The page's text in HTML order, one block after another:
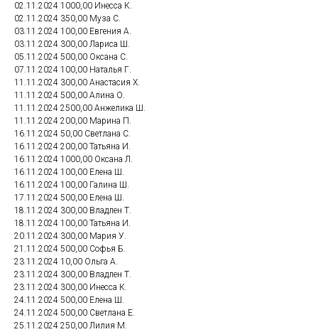
02.11.2024 1000,00 Инесса К.
02.11.2024 350,00 Муза С.
03.11.2024 100,00 Евгения А.
03.11.2024 300,00 Лариса Ш.
05.11.2024 500,00 Оксана С.
07.11.2024 100,00 Наталья Г.
11.11.2024 300,00 Анастасия Х.
11.11.2024 500,00 Алина О.
11.11.2024 2500,00 Анжелика Ш.
11.11.2024 200,00 Марина П.
16.11.2024 50,00 Светлана С.
16.11.2024 200,00 Татьяна И.
16.11.2024 1000,00 Оксана Л.
16.11.2024 100,00 Елена Ш.
16.11.2024 100,00 Галина Ш.
17.11.2024 500,00 Елена Ш.
18.11.2024 300,00 Владлен Т.
18.11.2024 100,00 Татьяна И.
20.11.2024 300,00 Мария У.
21.11.2024 500,00 Софья Б.
23.11.2024 10,00 Ольга А.
23.11.2024 300,00 Владлен Т.
23.11.2024 300,00 Инесса К.
24.11.2024 500,00 Елена Ш.
24.11.2024 500,00 Светлана Е.
25.11.2024 250,00 Лилия М.